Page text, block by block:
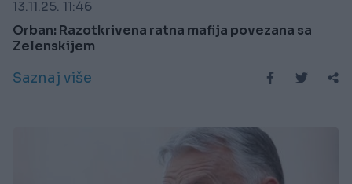
13.11.25. 11:46
Orban: Razotkrivena ratna mafija povezana sa
Zelenskijem
Saznaj više